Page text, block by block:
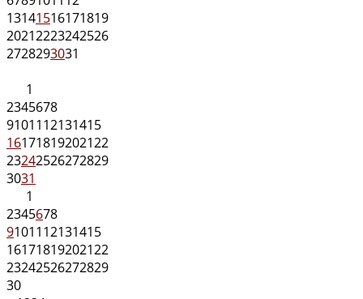
13141516171819
20212223242526
2728293031
1
2345678
9101112131415
16171819202122
23242526272829
3031
1
2345678
9101112131415
16171819202122
23242526272829
30